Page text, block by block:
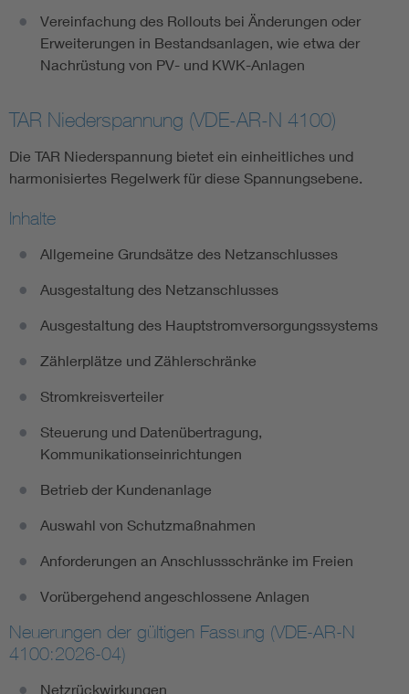
Vereinfachung des Rollouts bei Änderungen oder
Erweiterungen in Bestandsanlagen, wie etwa der
Nachrüstung von PV- und KWK-Anlagen
TAR Niederspannung (VDE-AR-N 4100)
Die TAR Niederspannung bietet ein einheitliches und
harmonisiertes Regelwerk für diese Spannungsebene.
Inhalte
Allgemeine Grundsätze des Netzanschlusses
Ausgestaltung des Netzanschlusses
Ausgestaltung des Hauptstromversorgungssystems
Zählerplätze und Zählerschränke
Stromkreisverteiler
Steuerung und Datenübertragung,
Kommunikationseinrichtungen
Betrieb der Kundenanlage
Auswahl von Schutzmaßnahmen
Anforderungen an Anschlussschränke im Freien
Vorübergehend angeschlossene Anlagen
Neuerungen der gültigen Fassung (VDE-AR-N
4100:2026-04)
Netzrückwirkungen